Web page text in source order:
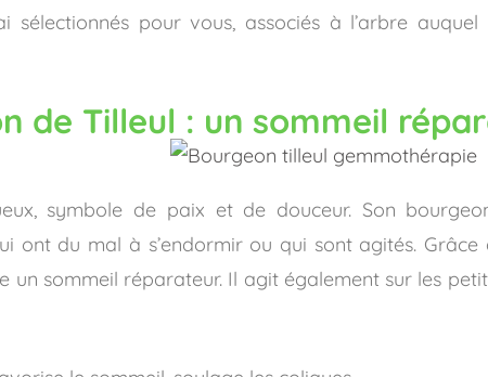
sélectionnés pour vous, associés à l’arbre
de Tilleul : un sommeil
symbole de paix et de douceur. Son
ont du mal à s’endormir ou qui sont agités.
un sommeil réparateur. Il agit également sur les